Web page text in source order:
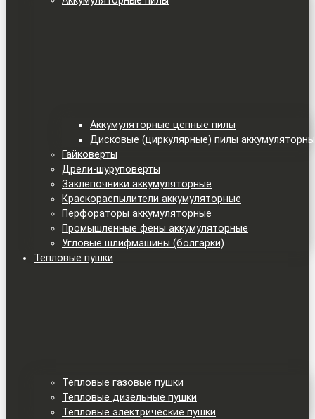
Аккумуляторные цепные пилы
Дисковые (циркулярные) пилы
Гайковерты
Дрели-шуруповерты
Заклепочники аккумуляторные
Краскораспылители аккумуляторные
Перфораторы аккумуляторные
Промышленные фены аккумуляторные
Угловые шлифмашины (болгарки)
Тепловые пушки
Тепловые газовые пушки
Тепловые дизельные пушки
Тепловые электрические пушки